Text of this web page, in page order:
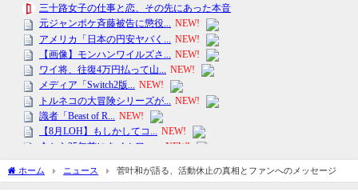
ホーム ニュース 菅叶和が語る、活動休止の真相とファンへのメッセージ